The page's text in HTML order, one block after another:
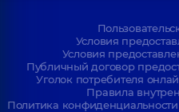
Условия
Условия
Публичный договор
Уголок потребителя
Правила
Политика